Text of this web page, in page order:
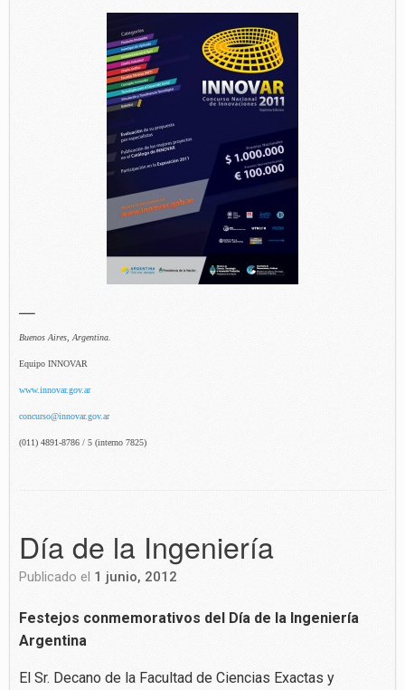
—
Buenos Aires, Argentina.
Equipo INNOVAR
www.innovar.gov.ar
concurso@innovar.gov.ar
(011) 4891-8786 / 5 (interno 7825)
Día de la Ingeniería
Publicado el 1 junio, 2012
Festejos conmemorativos del Día de la Ingeniería
Argentina
El Sr. Decano de la Facultad de Ciencias Exactas y